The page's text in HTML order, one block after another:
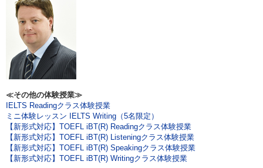
≪その他の体験授業≫
IELTS Readingクラス体験授業
ミニ体験レッスン IELTS Writing（5名限定）
【新形式対応】TOEFL iBT(R) Readingクラス体験授業
【新形式対応】TOEFL iBT(R) Listeningクラス体験授業
【新形式対応】TOEFL iBT(R) Speakingクラス体験授業
【新形式対応】TOEFL iBT(R) Writingクラス体験授業